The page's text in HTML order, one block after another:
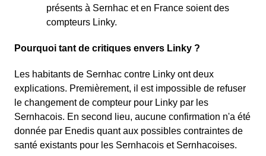
présents à Sernhac et en France soient des
compteurs Linky.
Pourquoi tant de critiques envers Linky ?
Les habitants de Sernhac contre Linky ont deux
explications. Premièrement, il est impossible de refuser
le changement de compteur pour Linky par les
Sernhacois. En second lieu, aucune confirmation n'a été
donnée par Enedis quant aux possibles contraintes de
santé existants pour les Sernhacois et Sernhacoises.